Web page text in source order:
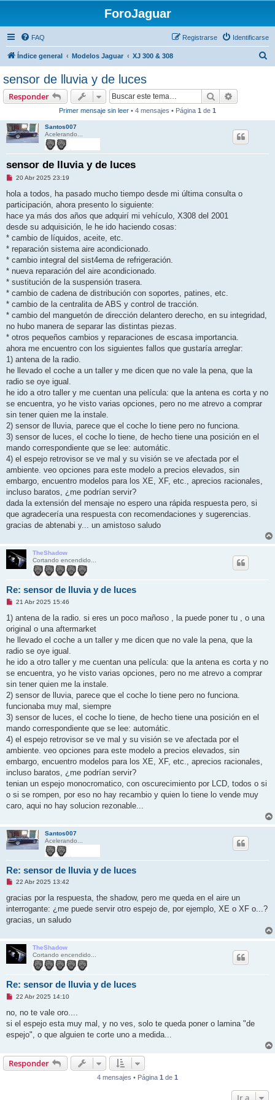
ForoJaguar
FAQ Identificarse
Registrarse
Índice general Modelos Jaguar XJ 300 & 308
sensor de lluvia y de luces
Responder Buscar
Primer mensaje sin leer • 4 mensajes • Página 1 de 1
Santos007
Acelerando...
sensor de lluvia y de luces
M
n
a
j
s
i
l
e
r
20 Abr 2025 23:19
hola a todos, ha pasado mucho tiempo desde mi última consulta o
participación, ahora presento lo siguiente:
hace ya más dos años que adquirí mi vehículo, X308 del 2001
desde su adquisición, le he ido haciendo cosas:
* cambio de líquidos, aceite, etc.
* reparación sistema aire acondicionado.
* cambio integral del sist4ema de refrigeración.
* nueva reparación del aire acondicionado.
* sustitución de la suspensión trasera.
* cambio de cadena de distribución con soportes, patines, etc.
* cambio de la centralita de ABS y control de tracción.
* cambio del manguetón de dirección delantero derecho, en su integridad,
no hubo manera de separar las distintas piezas.
* otros pequeños cambios y reparaciones de escasa importancia.
ahora me encuentro con los siguientes fallos que gustaría arreglar:
1) antena de la radio.
he llevado el coche a un taller y me dicen que no vale la pena, que la
radio se oye igual.
he ido a otro taller y me cuentan una película: que la antena es corta y no
se encuentra, yo he visto varias opciones, pero no me atrevo a comprar
sin tener quien me la instale.
2) sensor de lluvia, parece que el coche lo tiene pero no funciona.
3) sensor de luces, el coche lo tiene, de hecho tiene una posición en el
mando correspondiente que se lee: automátic.
4) el espejo retrovisor se ve mal y su visión se ve afectada por el
ambiente. veo opciones para este modelo a precios elevados, sin
embargo, encuentro modelos para los XE, XF, etc., aprecios racionales,
incluso baratos, ¿me podrían servir?
dada la extensión del mensaje no espero una rápida respuesta pero, si
que agradecería una respuesta con recomendaciones y sugerencias.
gracias de abtenabi y... un amistoso saludo
TheShadow
Cortando encendido...
Re: sensor de lluvia y de luces
M
n
a
j
s
i
l
e
21 Abr 2025 15:46
1) antena de la radio. si eres un poco mañoso , la puede poner tu , o una
original o una aftermarket
he llevado el coche a un taller y me dicen que no vale la pena, que la
radio se oye igual.
he ido a otro taller y me cuentan una película: que la antena es corta y no
se encuentra, yo he visto varias opciones, pero no me atrevo a comprar
sin tener quien me la instale.
2) sensor de lluvia, parece que el coche lo tiene pero no funciona.
funcionaba muy mal, siempre
3) sensor de luces, el coche lo tiene, de hecho tiene una posición en el
mando correspondiente que se lee: automátic.
4) el espejo retrovisor se ve mal y su visión se ve afectada por el
ambiente. veo opciones para este modelo a precios elevados, sin
embargo, encuentro modelos para los XE, XF, etc., aprecios racionales,
incluso baratos, ¿me podrían servir?
tenian un espejo monocromatico, con oscurecimiento por LCD, todos o si
o si se rompen, por eso no hay recambio y quien lo tiene lo vende muy
caro, aqui no hay solucion rezonable...
Santos007
Acelerando...
Re: sensor de lluvia y de luces
M
n
a
j
i
n
l
22 Abr 2025 13:42
gracias por la respuesta, the shadow, pero me queda en el aire un
interrogante: ¿me puede servir otro espejo de, por ejemplo, XE o XF o...?
gracias, un saludo
TheShadow
Cortando encendido...
Re: sensor de lluvia y de luces
M
n
s
a
j
e
i
n
l
22 Abr 2025 14:10
no, no te vale oro....
si el espejo esta muy mal, y no ves, solo te queda poner o lamina "de
espejo", o que alguien te corte uno a medida...
Responder
4 mensajes • Página 1 de 1
Ir a